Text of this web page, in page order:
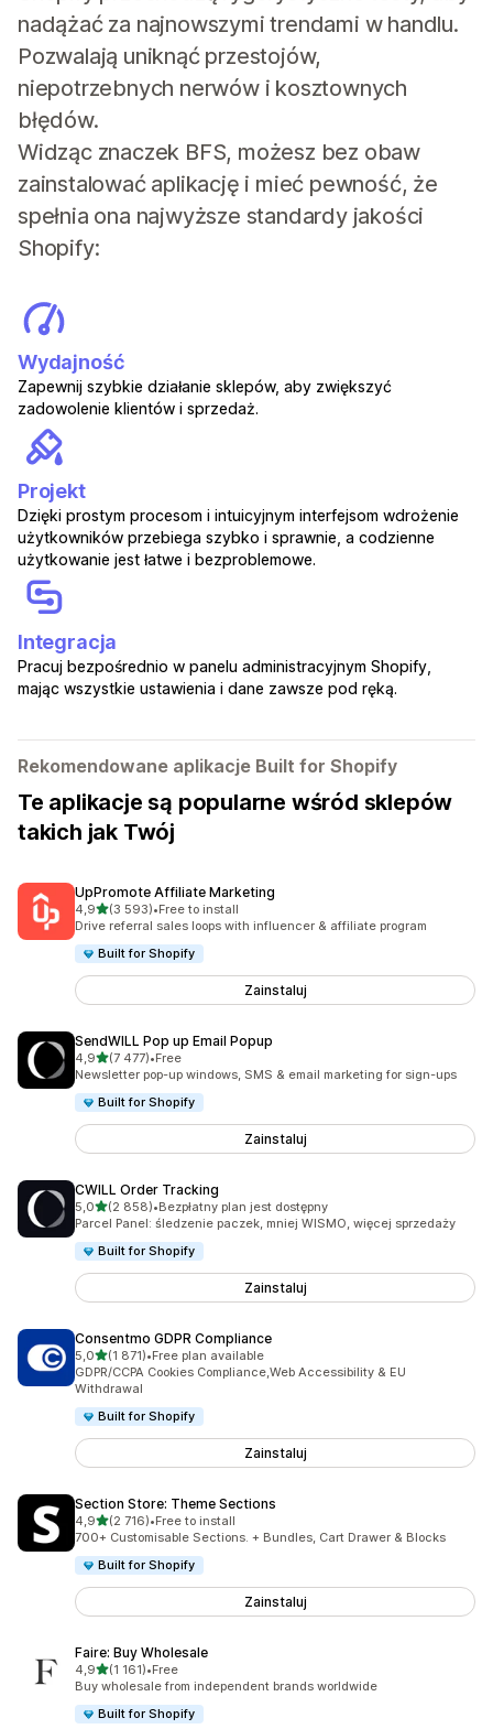
nadążać za najnowszymi trendami w handlu.
Pozwalają uniknąć przestojów,
niepotrzebnych nerwów i kosztownych
błędów.
Widząc znaczek BFS, możesz bez obaw
zainstalować aplikację i mieć pewność, że
spełnia ona najwyższe standardy jakości
Shopify:
Wydajność
Zapewnij szybkie działanie sklepów, aby zwiększyć
zadowolenie klientów i sprzedaż.
Projekt
Dzięki prostym procesom i intuicyjnym interfejsom wdrożenie
użytkowników przebiega szybko i sprawnie, a codzienne
użytkowanie jest łatwe i bezproblemowe.
Integracja
Pracuj bezpośrednio w panelu administracyjnym Shopify,
mając wszystkie ustawienia i dane zawsze pod ręką.
Rekomendowane aplikacje Built for Shopify
Te aplikacje są popularne wśród sklepów
takich jak Twój
UpPromote Affiliate Marketing
4,9na 5 gwiazdek
(3 593)
Łączna liczba recenzji: 3593
•Free to install
Drive referral sales loops with influencer & affiliate program
Built for Shopify
Zainstaluj
SendWILL Pop up Email Popup
4,9na 5 gwiazdek
(7 477)
Łączna liczba recenzji: 7477
•Free
Newsletter pop-up windows, SMS & email marketing for sign-ups
Built for Shopify
Zainstaluj
CWILL Order Tracking
5,0na 5 gwiazdek
(2 858)
Łączna liczba recenzji: 2858
•Bezpłatny plan jest dostępny
Parcel Panel: śledzenie paczek, mniej WISMO, więcej sprzedaży
Built for Shopify
Zainstaluj
Consentmo GDPR Compliance
5,0na 5 gwiazdek
(1 871)
Łączna liczba recenzji: 1871
•Free plan available
GDPR/CCPA Cookies Compliance,Web Accessibility & EU
Withdrawal
Built for Shopify
Zainstaluj
Section Store: Theme Sections
4,9na 5 gwiazdek
(2 716)
Łączna liczba recenzji: 2716
•Free to install
700+ Customisable Sections. + Bundles, Cart Drawer & Blocks
Built for Shopify
Zainstaluj
Faire: Buy Wholesale
4,9na 5 gwiazdek
(1 161)
Łączna liczba recenzji: 1161
•Free
Buy wholesale from independent brands worldwide
Built for Shopify